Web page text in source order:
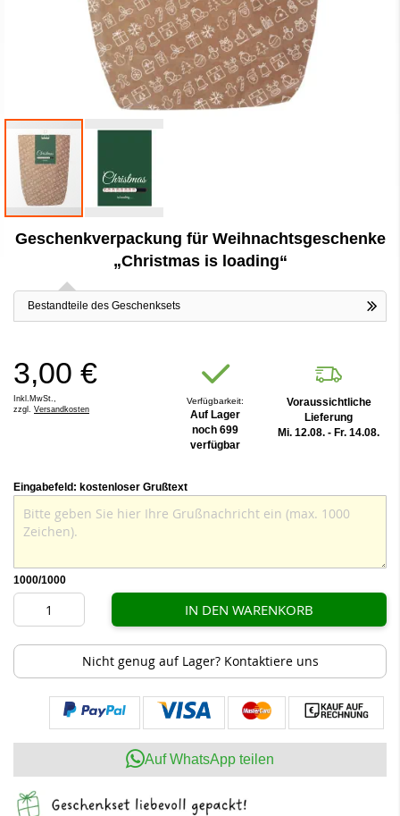
Anfang
Geschenkverpackung für Weihnachtsgeschenke
„Christmas is loading“
Bestandteile des Geschenksets
3,00 €
Inkl.MwSt.,
zzgl. Versandkosten
Verfügbarkeit:
Auf Lager
noch 699
verfügbar
Voraussichtliche
Lieferung
Mi. 12.08. - Fr. 14.08.
Eingabefeld: kostenloser Grußtext
1000/1000
IN DEN WARENKORB
Nicht genug auf Lager? Kontaktiere uns
Auf WhatsApp teilen